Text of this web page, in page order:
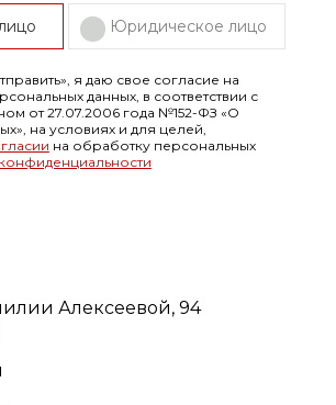
Юридическое лицо
я даю свое согласие на
данных, в соответствии с
от 27.07.2006 года №152-ФЗ «О
на условиях и для целей,
на обработку персональных
Алексеевой, 94